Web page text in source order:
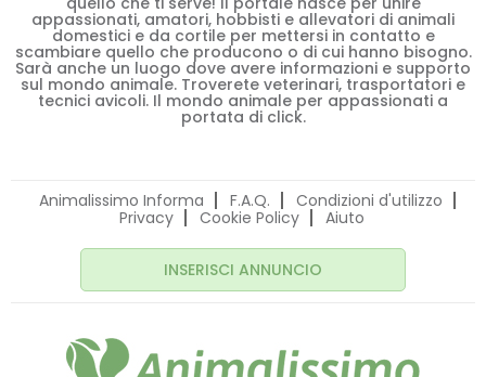
appassionati, amatori, hobbisti e allevatori di animali
domestici e da cortile per mettersi in contatto e
scambiare quello che producono o di cui hanno bisogno.
Sarà anche un luogo dove avere informazioni e supporto
sul mondo animale. Troverete veterinari, trasportatori e
tecnici avicoli. Il mondo animale per appassionati a
portata di click.
Animalissimo Informa F.A.Q.
Condizioni d'utilizzo
Privacy
Cookie Policy Aiuto
INSERISCI ANNUNCIO